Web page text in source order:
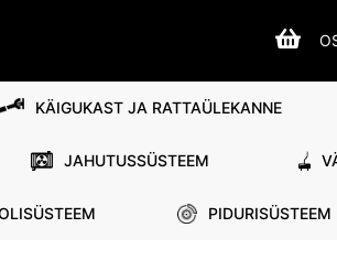
KÄIGUKAST JA RATTAÜLEKANNE
JAHUTUSSÜSTEEM
PIDURISÜSTEEM